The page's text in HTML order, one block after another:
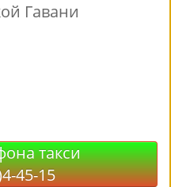
Гавани
такси
45-15